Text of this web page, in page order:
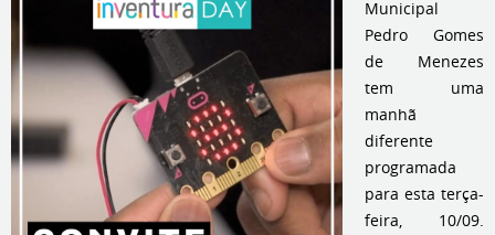
Municipal
Pedro Gomes
de Menezes
tem uma
manhã
diferente
programada
para esta terça-
feira, 10/09.